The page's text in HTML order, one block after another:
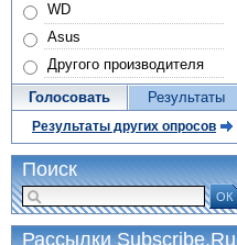
WD
Asus
Другого производителя
Голосовать Результаты
Результаты других опросов
Поиск
ОК
Рассылки Subscribe.Ru